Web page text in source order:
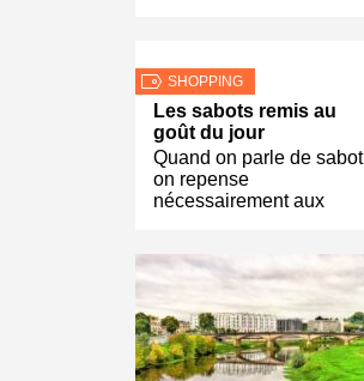
SHOPPING
Les sabots remis au
goût du jour
Quand on parle de sabot
on repense
nécessairement aux